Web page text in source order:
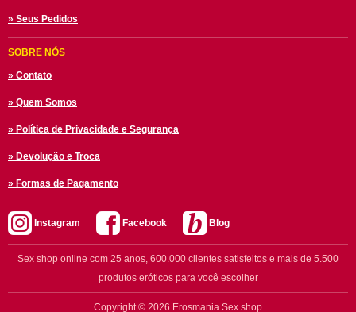
» Seus Pedidos
SOBRE NÓS
» Contato
» Quem Somos
» Política de Privacidade e Segurança
» Devolução e Troca
» Formas de Pagamento
Instagram Facebook Blog
Sex shop online com 25 anos, 600.000 clientes satisfeitos e mais de 5.500
produtos eróticos para você escolher
Copyright © 2026 Erosmania Sex shop